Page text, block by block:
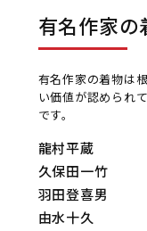
有名作家の
有名作家の着物は
い価値が認められ
です。
龍村平蔵
久保田一竹
羽田登喜男
由水十久